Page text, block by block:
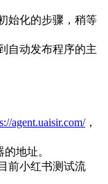
始化的步骤，稍等
自动发布程序的主
agent.uaisir.com/，
的地址。
前小红书测试流